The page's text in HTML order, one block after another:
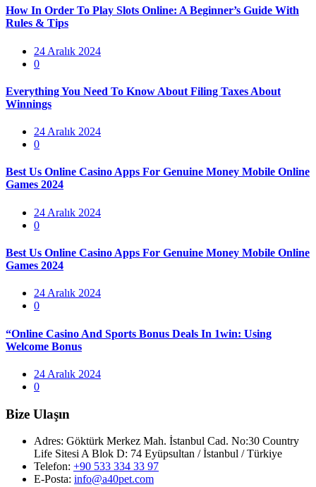
How In Order To Play Slots Online: A Beginner’s Guide With
Rules & Tips
Posted
on
24 Aralık 2024
0
Everything You Need To Know About Filing Taxes About
Winnings
Posted
on
24 Aralık 2024
0
Best Us Online Casino Apps For Genuine Money Mobile Online
Games 2024
Posted
on
24 Aralık 2024
0
Best Us Online Casino Apps For Genuine Money Mobile Online
Games 2024
Posted
on
24 Aralık 2024
0
“Online Casino And Sports Bonus Deals In 1win: Using
Welcome Bonus
Posted
on
24 Aralık 2024
0
Bize Ulaşın
Adres: Göktürk Merkez Mah. İstanbul Cad. No:30 Country
Life Sitesi A Blok D: 74 Eyüpsultan / İstanbul / Türkiye
Telefon: +90 533 334 33 97
E-Posta: info@a40pet.com